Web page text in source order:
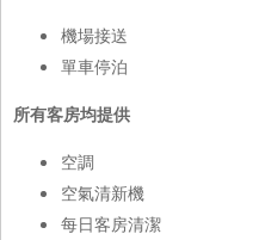
機場接送
單車停泊
所有客房均提供
空調
空氣清新機
每日客房清潔